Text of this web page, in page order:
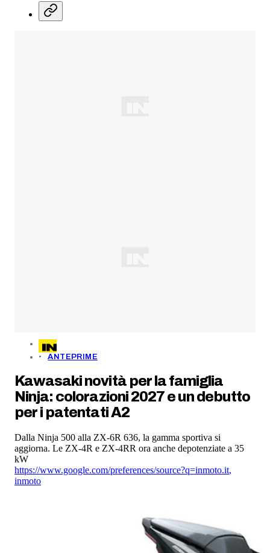
ANTEPRIME
Kawasaki novità per la famiglia
Ninja: colorazioni 2027 e un debutto
per i patentati A2
Dalla Ninja 500 alla ZX-6R 636, la gamma sportiva si
aggiorna. Le ZX-4R e ZX-4RR ora anche depotenziate a 35
kW
https://www.google.com/preferences/source?q=inmoto.it,
inmoto